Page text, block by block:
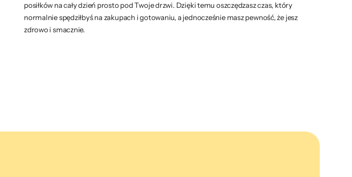
posiłków na cały dzień prosto pod Twoje drzwi. Dzięki temu oszczędzasz czas, który
normalnie spędziłbyś na zakupach i gotowaniu, a jednocześnie masz pewność, że jesz
zdrowo i smacznie.